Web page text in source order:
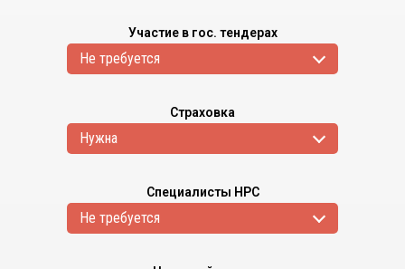
Участие в гос. тендерах
Не требуется
Страховка
Нужна
Специалисты НРС
Не требуется